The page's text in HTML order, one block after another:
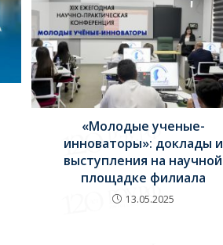
«Молодые ученые-
инноваторы»: доклады и
выступления на научной
площадке филиала
13.05.2025